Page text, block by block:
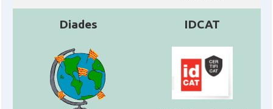
Diades IDCAT